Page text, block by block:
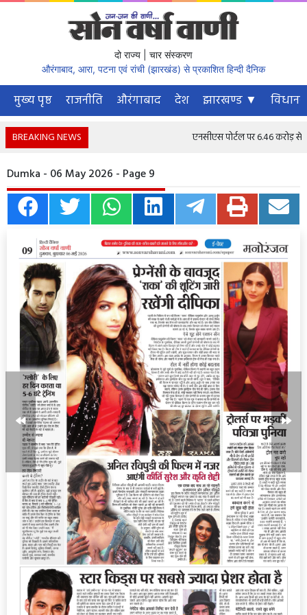
दो राज्य | चार संस्करण
औरंगाबाद, आरा, पटना एवं रांची (झारखंड) से प्रकाशित हिन्दी दैनिक
मुख्य पृष्ठ राजनीति औरंगाबाद देश झारखण्ड ▼
BREAKING NEWS एनसीएस पोर्टल पर 6.46 करोड़ से
Dumka - 06 May 2026 - Page 9